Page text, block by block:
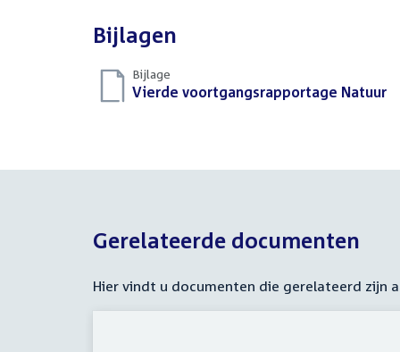
Bijlagen
Bijlage
Download
Vierde voortgangsrapportage Natuur
Gerelateerde documenten
Hier vindt u documenten die gerelateerd zijn